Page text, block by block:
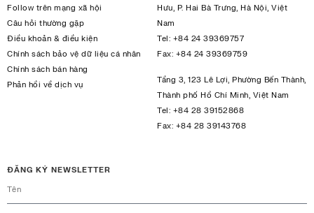
Follow trên mạng xã hội
Câu hỏi thường gặp
Điều khoản & điều kiện
Chính sách bảo vệ dữ liệu cá nhân
Chính sách bán hàng
Phản hồi về dịch vụ
Hưu, P. Hai Bà Trưng, Hà Nội, Việt
Nam
Tel: +84 24 39369757
Fax: +84 24 39369759
Tầng 3, 123 Lê Lợi, Phường Bến Thành,
Thành phố Hồ Chí Minh, Việt Nam
Tel: +84 28 39152868
Fax: +84 28 39143768
ĐĂNG KÝ NEWSLETTER